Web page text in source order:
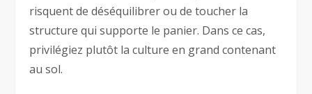
risquent de déséquilibrer ou de toucher la
structure qui supporte le panier. Dans ce cas,
privilégiez plutôt la culture en grand contenant
au sol.